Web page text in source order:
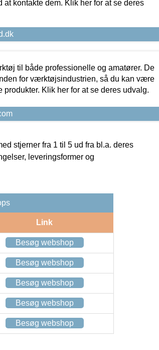
kontakte dem. Klik her for at se deres
til både professionelle og amatører. De
for værktøjsindustrien, så du kan være
produkter. Klik her for at se deres udvalg.
stjerner fra 1 til 5 ud fra bl.a. deres
leveringsformer og
Link
Besøg webshop
Besøg webshop
Besøg webshop
Besøg webshop
Besøg webshop